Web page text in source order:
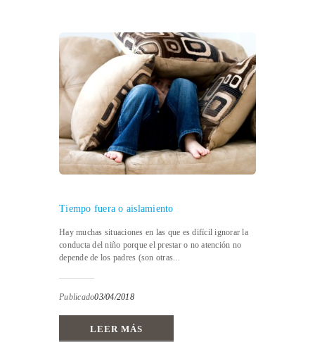
Tiempo fuera o aislamiento
Hay muchas situaciones en las que es difícil ignorar la
conducta del niño porque el prestar o no atención no
depende de los padres (son otras...
Publicado03/04/2018
LEER MÁS